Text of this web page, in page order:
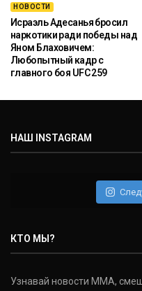
НОВОСТИ
Исраэль Адесанья бросил
наркотики ради победы над
Яном Блаховичем:
Любопытный кадр с
главного боя UFC 259
НАШ INSTAGRAM
КТО МЫ?
Узнавай новости ММА,